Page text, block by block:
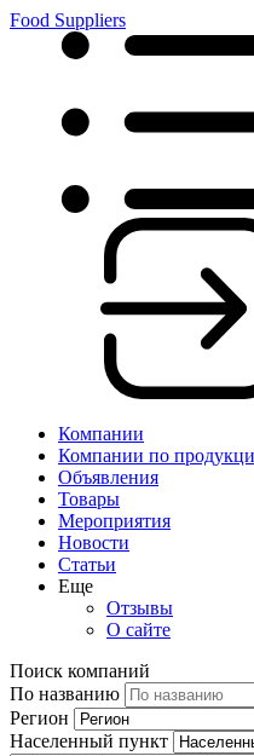
Food Suppliers
Компании
Компании по
Объявления
Товары
Мероприятия
Новости
Статьи
Еще
Отзывы
О сайте
Поиск компаний
По названию
Регион
Населенный пункт